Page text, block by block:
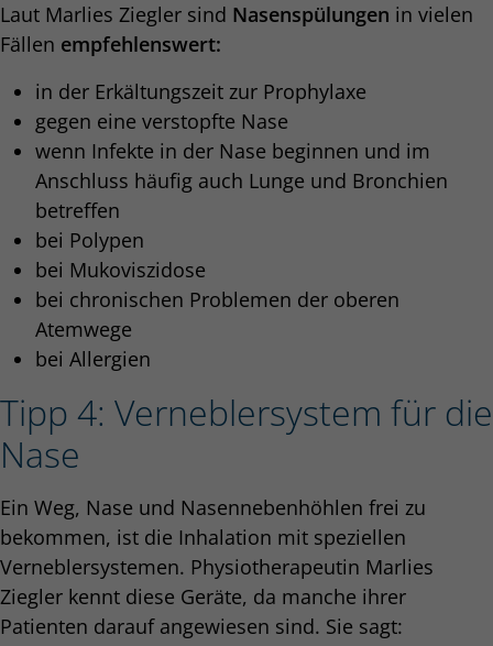
Laut Marlies Ziegler sind Nasenspülungen in vielen
Fällen empfehlenswert:
in der Erkältungszeit zur Prophylaxe
gegen eine verstopfte Nase
wenn Infekte in der Nase beginnen und im
Anschluss häufig auch Lunge und Bronchien
betreffen
bei Polypen
bei Mukoviszidose
bei chronischen Problemen der oberen
Atemwege
bei Allergien
Tipp 4: Verneblersystem für die
Nase
Ein Weg, Nase und Nasennebenhöhlen frei zu
bekommen, ist die Inhalation mit speziellen
Verneblersystemen. Physiotherapeutin Marlies
Ziegler kennt diese Geräte, da manche ihrer
Patienten darauf angewiesen sind. Sie sagt: